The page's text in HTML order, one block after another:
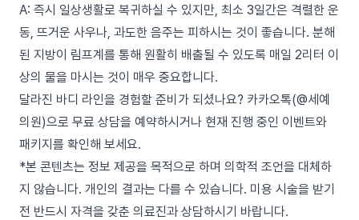
A: 즉시 일상생활로 복귀하실 수 있지만, 최소 3일간은 격렬한 운
동, 뜨거운 사우나, 과도한 음주는 피하시는 것이 좋습니다. 분해
된 지방이 림프계를 통해 원활히 배출될 수 있도록 매일 2리터 이
상의 물을 마시는 것이 매우 중요합니다.
달라진 바디 라인을 경험할 준비가 되셨나요? 카카오톡(@세예
의원)으로 무료 상담을 예약하시거나 현재 진행 중인 이벤트와
패키지를 확인해 보세요.
*본 콘텐츠는 정보 제공을 목적으로 하며 의학적 조언을 대체하
지 않습니다. 개인의 결과는 다를 수 있습니다. 미용 시술을 받기
전 반드시 자격을 갖춘 의료진과 상담하시기 바랍니다.